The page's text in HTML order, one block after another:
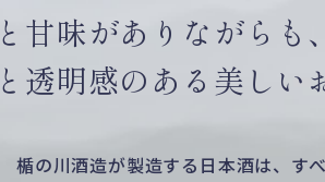
甘味がありながらも、
透明感のある美しい
楯の川酒造が製造する日本酒は、す